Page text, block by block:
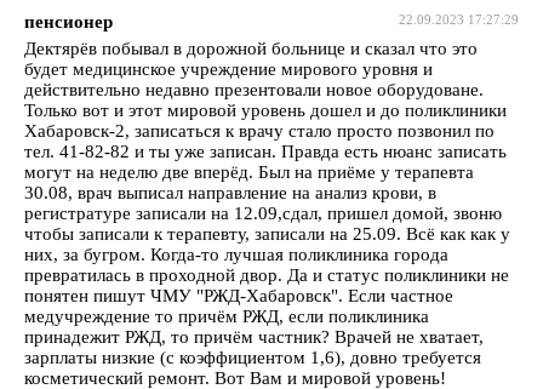
22.09.2023 17:27:29
пенсионер
Дектярёв побывал в дорожной больнице и сказал что это
будет медицинское учреждение мирового уровня и
действительно недавно презентовали новое оборудоване.
Только вот и этот мировой уровень дошел и до поликлиники
Хабаровск-2, записаться к врачу стало просто позвонил по
тел. 41-82-82 и ты уже записан. Правда есть нюанс записать
могут на неделю две вперёд. Был на приёме у терапевта
30.08, врач выписал направление на анализ крови, в
регистратуре записали на 12.09,сдал, пришел домой, звоню
чтобы записали к терапевту, записали на 25.09. Всё как как у
них, за бугром. Когда-то лучшая поликлиника города
превратилась в проходной двор. Да и статус поликлиники не
понятен пишут ЧМУ "РЖД-Хабаровск". Если частное
медучреждение то причём РЖД, если поликлиника
принадежит РЖД, то причём частник? Врачей не хватает,
зарплаты низкие (с коэффициентом 1,6), довно требуется
косметический ремонт. Вот Вам и мировой уровень!